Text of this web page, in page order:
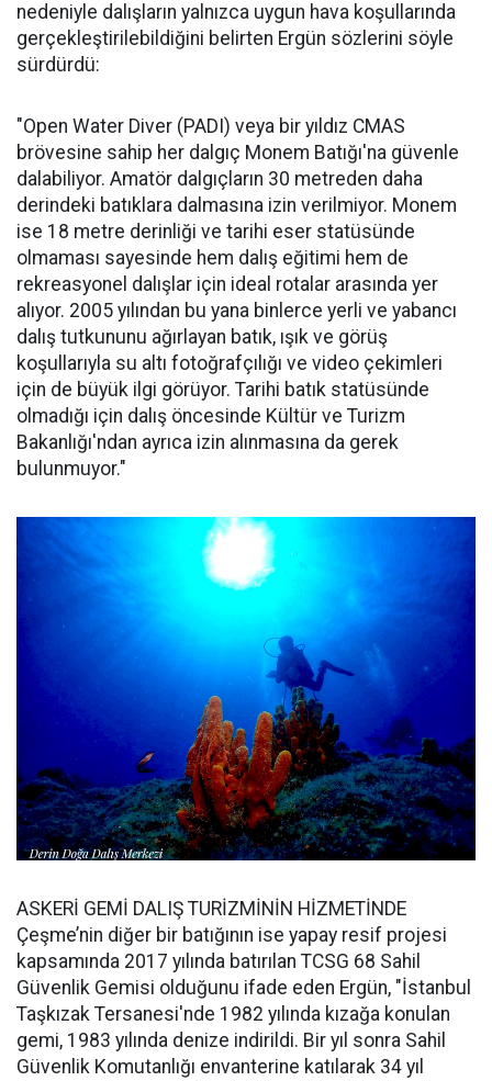
nedeniyle dalışların yalnızca uygun hava koşullarında
gerçekleştirilebildiğini belirten Ergün sözlerini söyle
sürdürdü:
"Open Water Diver (PADI) veya bir yıldız CMAS
brövesine sahip her dalgıç Monem Batığı'na güvenle
dalabiliyor. Amatör dalgıçların 30 metreden daha
derindeki batıklara dalmasına izin verilmiyor. Monem
ise 18 metre derinliği ve tarihi eser statüsünde
olmaması sayesinde hem dalış eğitimi hem de
rekreasyonel dalışlar için ideal rotalar arasında yer
alıyor. 2005 yılından bu yana binlerce yerli ve yabancı
dalış tutkununu ağırlayan batık, ışık ve görüş
koşullarıyla su altı fotoğrafçılığı ve video çekimleri
için de büyük ilgi görüyor. Tarihi batık statüsünde
olmadığı için dalış öncesinde Kültür ve Turizm
Bakanlığı'ndan ayrıca izin alınmasına da gerek
bulunmuyor."
ASKERİ GEMİ DALIŞ TURİZMİNİN HİZMETİNDE
Çeşme’nin diğer bir batığının ise yapay resif projesi
kapsamında 2017 yılında batırılan TCSG 68 Sahil
Güvenlik Gemisi olduğunu ifade eden Ergün, "İstanbul
Taşkızak Tersanesi'nde 1982 yılında kızağa konulan
gemi, 1983 yılında denize indirildi. Bir yıl sonra Sahil
Güvenlik Komutanlığı envanterine katılarak 34 yıl